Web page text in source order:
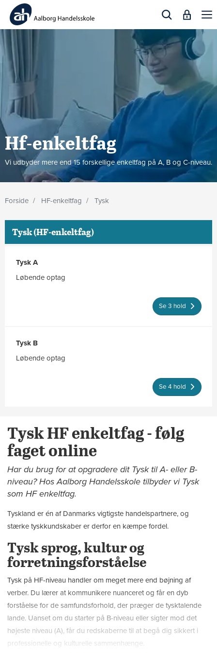
Hf-enkeltfag
Vi udbyder mere end 15 forskellige enkeltfag på A, B og C-niveau.
Forside HF-enkeltfag Tysk
Tysk (HF-enkeltfag)
Tysk A
Se 3 hold
Løbende optag
Tysk B
Se 4 hold
Løbende optag
Tysk HF enkeltfag - følg
faget online
Har du brug for at opgradere dit Tysk til A- eller B-
niveau? Hos Aalborg Handelsskole tilbyder vi Tysk
som HF enkeltfag.
Tyskland er én af Danmarks vigtigste handelspartnere, og
stærke tyskkundskaber er derfor en kæmpe fordel.
Tysk sprog, kultur og
forretningsforståelse
Tysk på HF-niveau handler om meget mere end bøjning af
verber. Du lærer at kommunikere nuanceret og får en dyb
forståelse for de samfundsforhold, der præger de tysktalende
lande. Uanset om du starter på B-niveau eller sigter mod det
højeste niveau (A), får du redskaberne til at begå dig sikkert i
professionelle og kulturelle sammenhænge.